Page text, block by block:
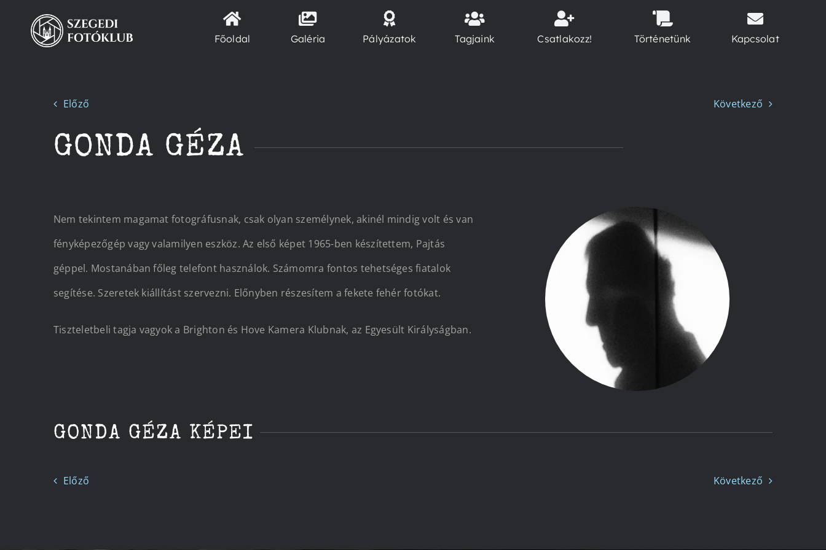
Kihagyás
Főoldal Galéria Pályázatok Tagjaink Csatlakozz! Történetünk Kapcsolat
Előző Következő
GONDA GÉZA
Nem tekintem magamat fotográfusnak, csak olyan személynek, akinél mindig volt és van
fényképezőgép vagy valamilyen eszköz. Az első képet 1965-ben készítettem, Pajtás
géppel. Mostanában főleg telefont használok. Számomra fontos tehetséges fiatalok
segítése. Szeretek kiállítást szervezni. Előnyben részesítem a fekete fehér fotókat.
Tiszteletbeli tagja vagyok a Brighton és Hove Kamera Klubnak, az Egyesült Királyságban.
GONDA GÉZA KÉPEI
Előző Következő